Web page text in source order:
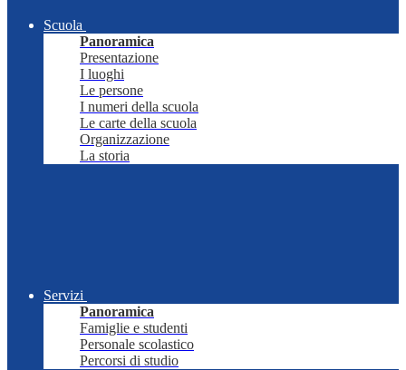
Scuola
Panoramica
Presentazione
I luoghi
Le persone
I numeri della scuola
Le carte della scuola
Organizzazione
La storia
Servizi
Panoramica
Famiglie e studenti
Personale scolastico
Percorsi di studio